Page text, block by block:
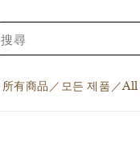
搜尋
所有商品／모든 제품／